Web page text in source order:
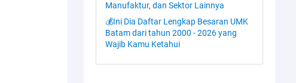
Manufaktur, dan Sektor Lainnya
💰Ini Dia Daftar Lengkap Besaran UMK
Batam dari tahun 2000 - 2026 yang
Wajib Kamu Ketahui